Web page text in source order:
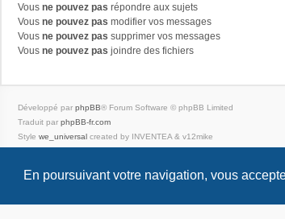
En poursuivant votre navigation, vous
Vous ne pouvez pas répondre aux sujets
Vous ne pouvez pas modifier vos messages
Vous ne pouvez pas supprimer vos messages
Vous ne pouvez pas joindre des fichiers
Développé par phpBB® Forum Software © phpBB Limited
Traduit par phpBB-fr.com
Style we_universal created by INVENTEA & v12mike